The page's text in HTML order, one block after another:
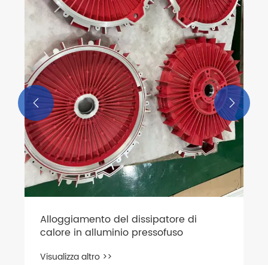
Parti in lamiera con assieme
Visualizza altro >>
 